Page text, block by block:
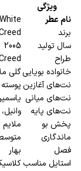
ویژگی
نام عطر
برند
سال تولید
2005
طراح
خانواده بویاییگلی
نت‌های آغازین
نت‌های میانی
نت‌های پایه
پخش بو
ماندگاری
فصل
بهار
استایل مناسب